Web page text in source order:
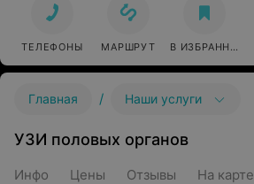
ТЕЛЕФОНЫ МАРШРУТ В ИЗБРАННОЕ
Главная / Наши услуги
УЗИ половых органов
Инфо Цены Отзывы На карте